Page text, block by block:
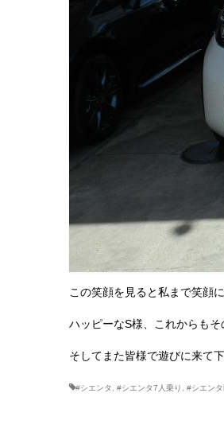
この笑顔を見ると私まで笑顔
ハッピーなS様、これからも
そしてまた皆様で遊びに来て
#シエンタ #シエンタ7人乗り #シエン